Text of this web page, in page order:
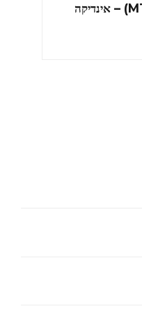
אם טי קיי מיני (MTK Mini) – אינדיקה